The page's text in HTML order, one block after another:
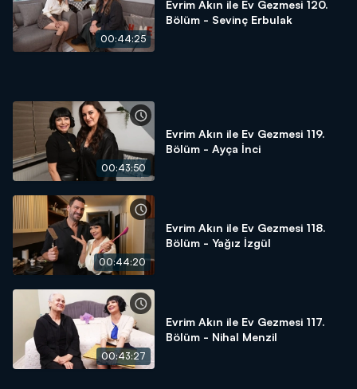
00:44:25
Evrim Akın ile Ev Gezmesi 120.
Bölüm - Sevinç Erbulak
00:43:50
Evrim Akın ile Ev Gezmesi 119.
Bölüm - Ayça İnci
00:44:20
Evrim Akın ile Ev Gezmesi 118.
Bölüm - Yağız İzgül
00:43:27
Evrim Akın ile Ev Gezmesi 117.
Bölüm - Nihal Menzil